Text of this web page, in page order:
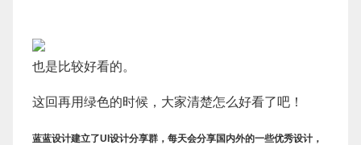
也是比较好看的。
这回再用绿色的时候，大家清楚怎么好看了吧！
蓝蓝设计建立了UI设计分享群，每天会分享国内外的一些优秀设计，